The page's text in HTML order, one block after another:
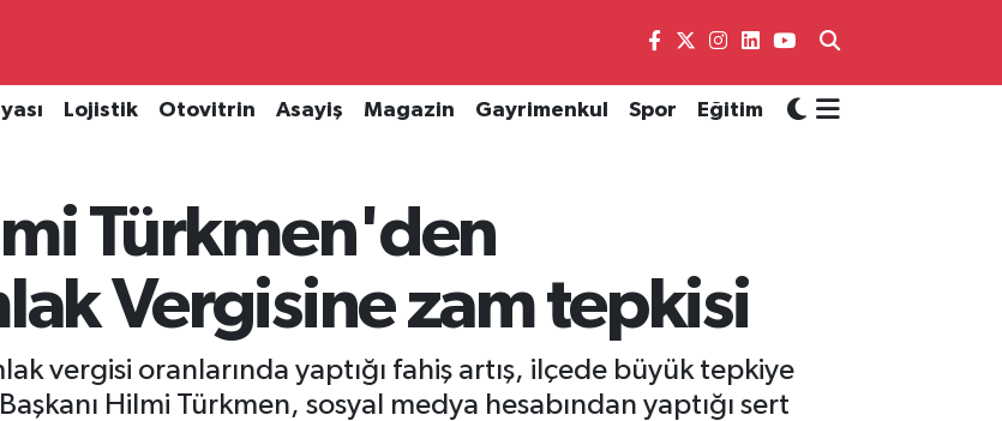
Lojistik Otovitrin Asayiş Magazin Gayrimenkul Spor Eğitim
Türkmen'den
Vergisine zam tepkisi
vergisi oranlarında yaptığı fahiş artış, ilçede büyük tepkiye
Hilmi Türkmen, sosyal medya hesabından yaptığı sert